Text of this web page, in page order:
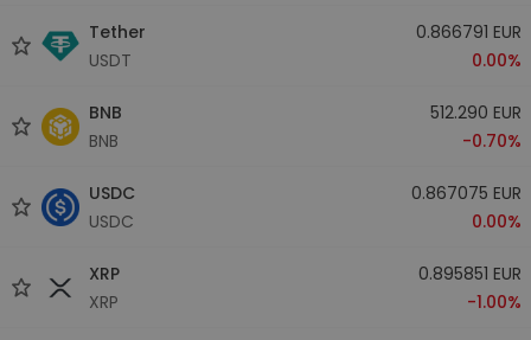
Tether
USDT
0.866791 EUR
0.00%
BNB
BNB
512.290 EUR
-0.70%
USDC
USDC
0.867075 EUR
0.00%
XRP
XRP
0.895851 EUR
-1.00%